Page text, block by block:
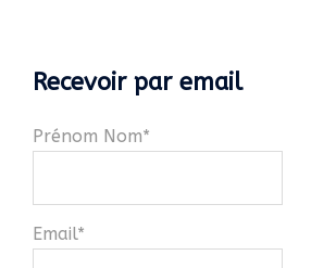
Recevoir par email
Prénom Nom*
Email*